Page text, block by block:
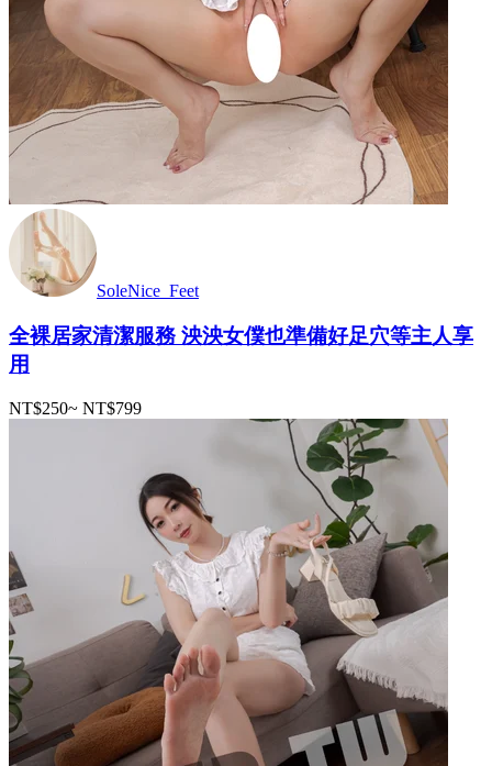
SoleNice_Feet
全裸居家清潔服務 泱泱女僕也準備好足穴等主人享
用
NT$250~ NT$799